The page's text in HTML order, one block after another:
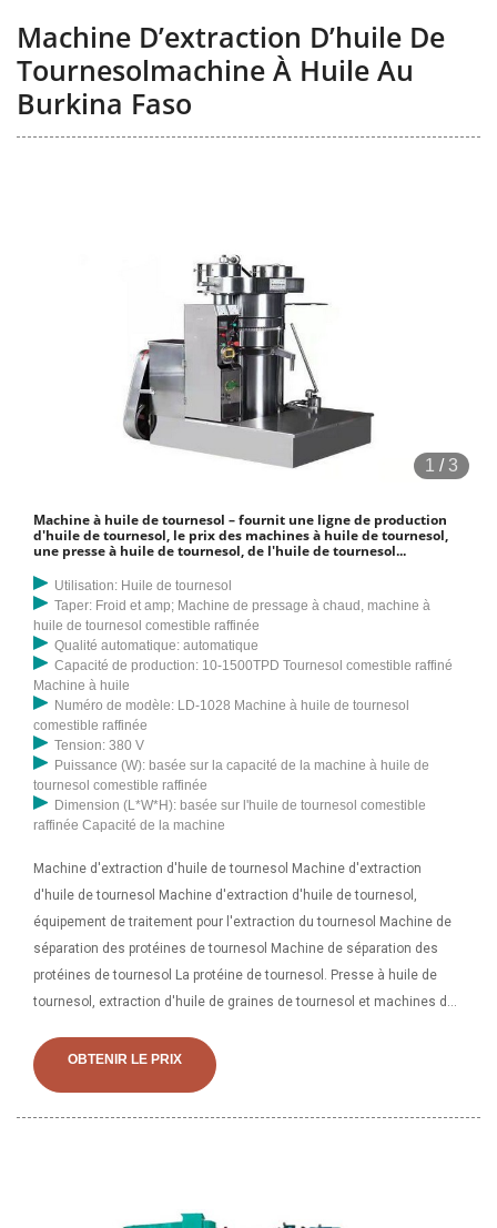
Machine D’extraction D’huile De
Tournesolmachine À Huile Au
Burkina Faso
1 /3
Machine à huile de tournesol – fournit une ligne de production
d'huile de tournesol, le prix des machines à huile de tournesol,
une presse à huile de tournesol, de l'huile de tournesol...
Utilisation: Huile de tournesol
Taper: Froid et amp; Machine de pressage à chaud, machine à
huile de tournesol comestible raffinée
Qualité automatique: automatique
Capacité de production: 10-1500TPD Tournesol comestible raffiné
Machine à huile
Numéro de modèle: LD-1028 Machine à huile de tournesol
comestible raffinée
Tension: 380 V
Puissance (W): basée sur la capacité de la machine à huile de
tournesol comestible raffinée
Dimension (L*W*H): basée sur l'huile de tournesol comestible
raffinée Capacité de la machine
Machine d'extraction d'huile de tournesol Machine d'extraction
d'huile de tournesol Machine d'extraction d'huile de tournesol,
équipement de traitement pour l'extraction du tournesol Machine de
séparation des protéines de tournesol Machine de séparation des
protéines de tournesol La protéine de tournesol. Presse à huile de
tournesol, extraction d'huile de graines de tournesol et machines de
dans les projets de transformation de l'huile de tournesol. Nous
sommes en mesure de concevoir une usine d'huile de tournesol
OBTENIR LE PRIX